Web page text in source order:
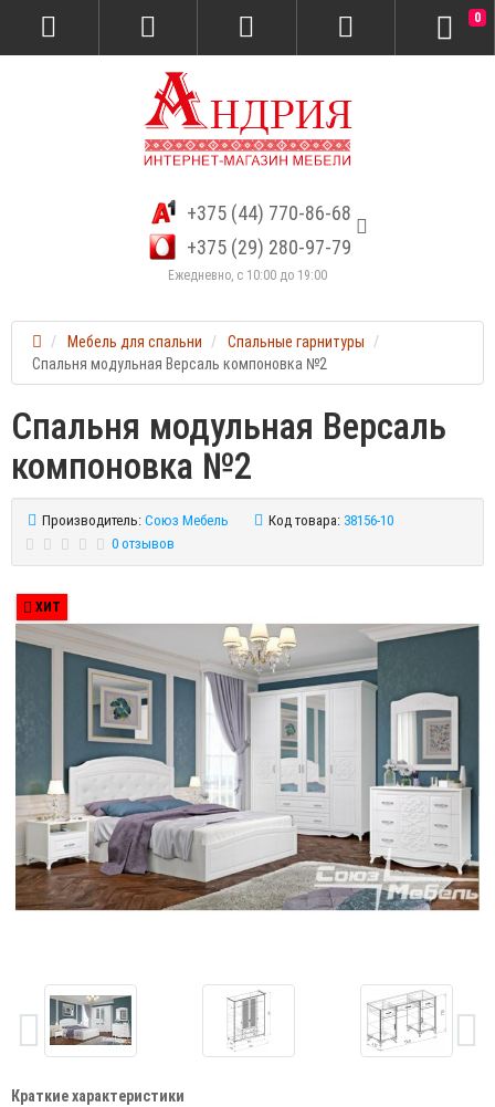
+375 (44) 770-86-68
+375 (29) 280-97-79
Ежедневно, с 10:00 до 19:00
0
Мебель для спальни
Спальные гарнитуры
Спальня модульная Версаль компоновка №2
Спальня модульная Версаль
компоновка №2
Производитель: Союз Мебель Код товара: 38156-10
0 отзывов
ХИТ
Краткие характеристики